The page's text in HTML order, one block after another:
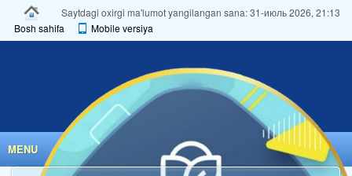
Saytdagi oxirgi ma'lumot yangilangan sana: 31-июль 2026, 21:13
Bosh sahifa
Mobile versiya
MENU